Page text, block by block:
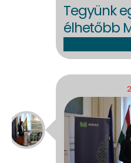
Tegyünk
élhetőbb